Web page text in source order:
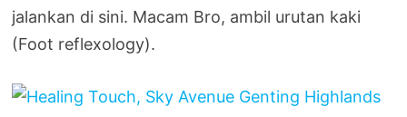
jalankan di sini. Macam Bro, ambil urutan kaki
(Foot reflexology).